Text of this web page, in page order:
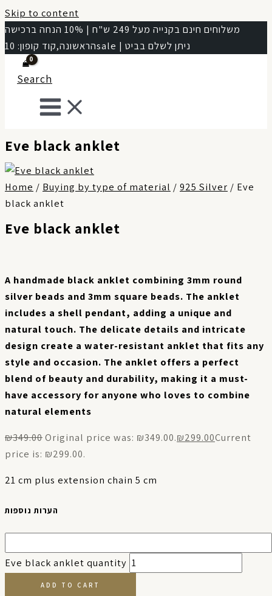
Skip to content
משלוחים חינם בקנייה מעל 249 ש"ח | 10% הנחה ברכישה
הראשונה,קוד קופון: 10sale | ניתן לשלם בביט
Search
Eve black anklet
Home / Buying by type of material / 925 Silver / Eve
black anklet
Eve black anklet
A handmade black anklet combining 3mm round
silver beads and 3mm square beads. The anklet
includes a shell pendant, adding a unique and
natural touch. The delicate details and intricate
design create a water-resistant anklet that fits any
style and occasion. The anklet offers a perfect
blend of beauty and durability, making it a must-
have accessory for anyone who loves to combine
natural elements
₪349.00Original price was: ₪349.00.₪299.00Current
price is: ₪299.00.
21 cm plus extension chain 5 cm
הערות נוספות
Eve black anklet quantity
ADD TO CART